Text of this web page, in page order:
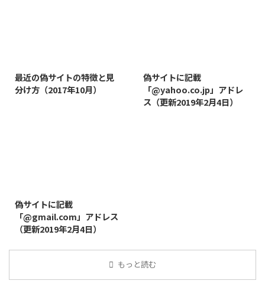
最近の偽サイトの特徴と見
分け方（2017年10月）
偽サイトに記載
「@yahoo.co.jp」アドレ
ス（更新2019年2月4日）
偽サイトに記載
「@gmail.com」アドレス
（更新2019年2月4日）
もっと読む